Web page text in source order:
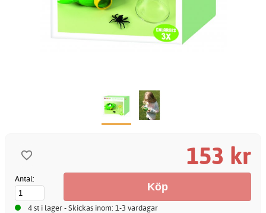
153 kr
Antal:
4 st i lager - Skickas inom: 1-3 vardagar